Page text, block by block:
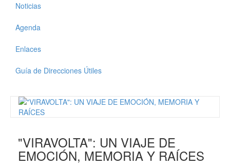
Noticias
Agenda
Enlaces
Guía de Direcciones Útiles
"VIRAVOLTA": UN VIAJE DE
EMOCIÓN, MEMORIA Y RAÍCES